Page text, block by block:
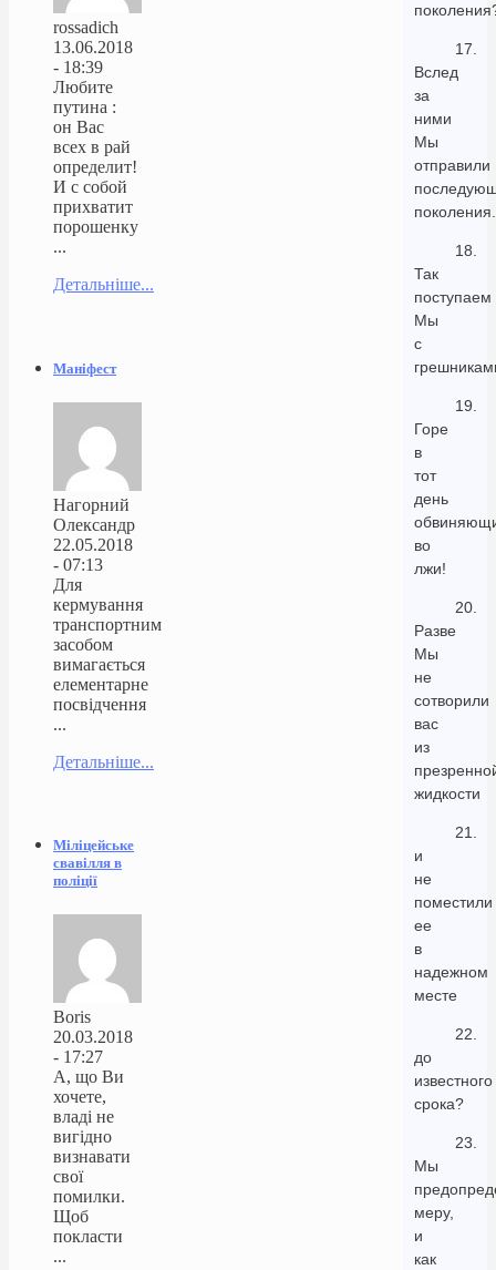
17.
Вслед
за
ними
Мы
отправили
поколения.
18.
Так
поступаем
Мы
с
19.
Горе
в
тот
день
во
лжи!
20.
Разве
Мы
не
сотворили
вас
из
жидкости
21.
и
не
поместили
ее
в
надежном
месте
22.
до
известного
срока?
23.
Мы
меру,
и
как
rossadich
13.06.2018
- 18:39
Любите
путина :
он Вас
всех в рай
определит!
И с собой
прихватит
порошенку
...
Детальніше...
Маніфест
Нагорний
Олександр
22.05.2018
- 07:13
Для
кермування
транспортним
засобом
вимагається
елементарне
посвідчення
...
Детальніше...
Міліцейське
свавілля в
поліції
Boris
20.03.2018
- 17:27
А, що Ви
хочете,
владі не
вигідно
визнавати
свої
помилки.
Щоб
покласти
...